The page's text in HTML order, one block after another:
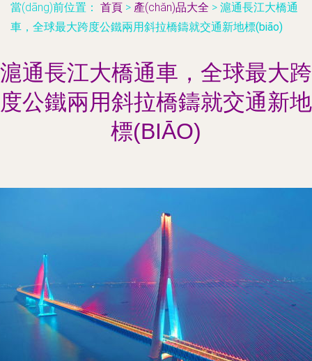
當(dāng)前位置： 首頁 > 產(chǎn)品大全 > 滬通長江大橋通
車，全球最大跨度公鐵兩用斜拉橋鑄就交通新地標(biāo)
滬通長江大橋通車，全球最大跨
度公鐵兩用斜拉橋鑄就交通新地
標(BIĀO)